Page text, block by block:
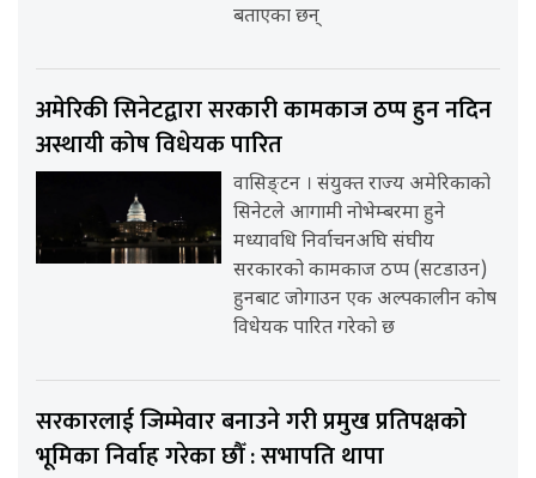
बताएका छन्
अमेरिकी सिनेटद्वारा सरकारी कामकाज ठप्प हुन नदिन
अस्थायी कोष विधेयक पारित
वासिङ्टन । संयुक्त राज्य अमेरिकाको
सिनेटले आगामी नोभेम्बरमा हुने
मध्यावधि निर्वाचनअघि संघीय
सरकारको कामकाज ठप्प (सटडाउन)
हुनबाट जोगाउन एक अल्पकालीन कोष
विधेयक पारित गरेको छ
सरकारलाई जिम्मेवार बनाउने गरी प्रमुख प्रतिपक्षको
भूमिका निर्वाह गरेका छौँ : सभापति थापा